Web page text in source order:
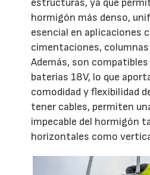
estructuras, ya que
hormigón más denso,
esencial en aplicaciones
cimentaciones,
Además, son
baterías 18V, lo que
comodidad y flexibilidad
tener cables, permiten
impecable del hormigón
horizontales como